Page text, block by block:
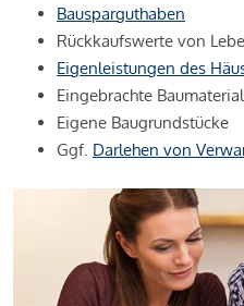
Bausparguthaben
Rückkaufswerte von
Eigenleistungen des
Eingebrachte
Eigene Baugrundstücke
Ggf. Darlehen von